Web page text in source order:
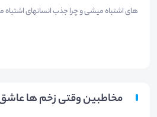
های اشتباه میشی و چرا جذب انسانهای
مخاطبین وقتی زخم ها